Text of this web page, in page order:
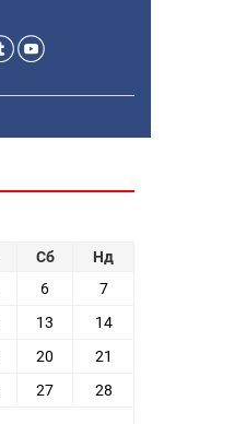
Сб
Нд
6
7
13
14
20
21
27
28